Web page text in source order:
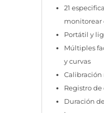
21
monitorear
Portátil y
Múltiples
y curvas
Registro
Duración